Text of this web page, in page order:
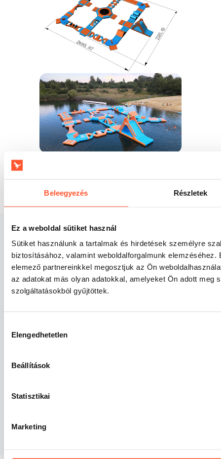
Beleegyezés Részletek
Ez a weboldal sütiket használ
Sütiket használunk a tartalmak és hirdetések személyre
biztosításához, valamint weboldalforgalmunk
elemező partnereinkkel megosztjuk az Ön
az adatokat más olyan adatokkal, amelyeket Ön adott meg
szolgáltatásokból gyűjtöttek.
kiválasztása
Elengedhetetlen
Beállítások
Statisztikai
Marketing
Iratkozz felhírlevelünkre
Keresztnév*
Hozzájárulok ahhoz, hogy a GunGan Sp. z o.o. e-mailben
Bővebben